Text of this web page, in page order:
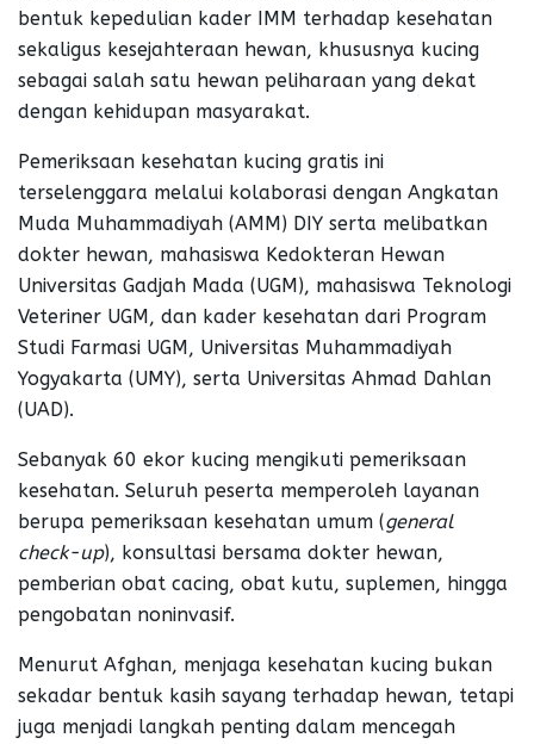
bentuk kepedulian kader IMM terhadap kesehatan
sekaligus kesejahteraan hewan, khususnya kucing
sebagai salah satu hewan peliharaan yang dekat
dengan kehidupan masyarakat.
Pemeriksaan kesehatan kucing gratis ini
terselenggara melalui kolaborasi dengan Angkatan
Muda Muhammadiyah (AMM) DIY serta melibatkan
dokter hewan, mahasiswa Kedokteran Hewan
Universitas Gadjah Mada (UGM), mahasiswa Teknologi
Veteriner UGM, dan kader kesehatan dari Program
Studi Farmasi UGM, Universitas Muhammadiyah
Yogyakarta (UMY), serta Universitas Ahmad Dahlan
(UAD).
Sebanyak 60 ekor kucing mengikuti pemeriksaan
kesehatan. Seluruh peserta memperoleh layanan
berupa pemeriksaan kesehatan umum (general
check-up), konsultasi bersama dokter hewan,
pemberian obat cacing, obat kutu, suplemen, hingga
pengobatan noninvasif.
Menurut Afghan, menjaga kesehatan kucing bukan
sekadar bentuk kasih sayang terhadap hewan, tetapi
juga menjadi langkah penting dalam mencegah